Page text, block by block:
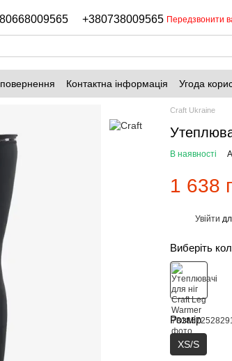
+380738009565 Передзвонити
Контактна інформація Угода
Craft Ukraine
В наявності
1 638
Увійти
Виберіть
Розмір
XS/S